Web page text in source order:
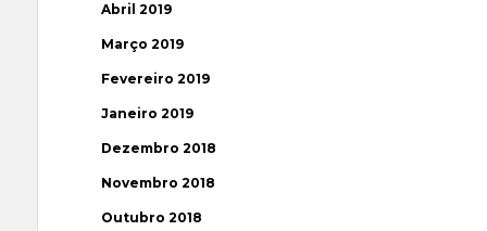
Abril 2019
Março 2019
Fevereiro 2019
Janeiro 2019
Dezembro 2018
Novembro 2018
Outubro 2018